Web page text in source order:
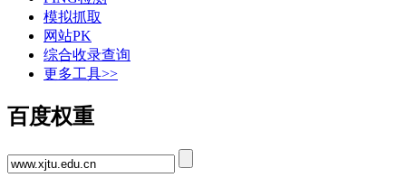
模拟抓取
网站PK
综合收录查询
更多工具>>
百度权重